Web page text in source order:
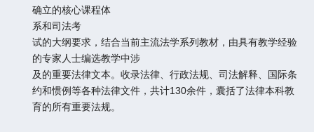
确立的核心课程体
系和司法考
试的大纲要求，结合当前主流法学系列教材，由具有教学经验
的专家人士编选教学中涉
及的重要法律文本。收录法律、行政法规、司法解释、国际条
约和惯例等各种法律文件，共计130余件，囊括了法律本科教
育的所有重要法规。